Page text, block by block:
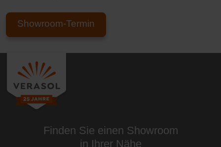
Showroom-Termin
Finden Sie einen Showroom
in Ihrer Nähe